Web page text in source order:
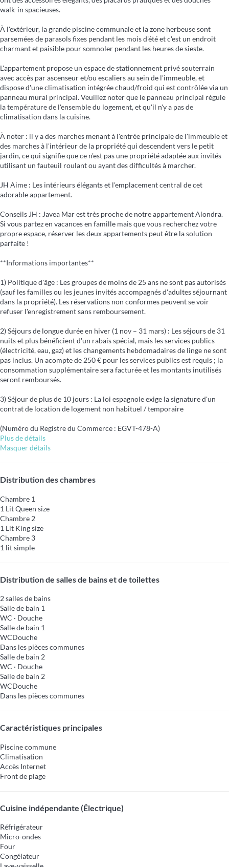
walk-in spacieuses.
À l'extérieur, la grande piscine communale et la zone herbeuse sont
parsemées de parasols fixes pendant les mois d'été et c'est un endroit
charmant et paisible pour somnoler pendant les heures de sieste.
L'appartement propose un espace de stationnement privé souterrain
avec accès par ascenseur et/ou escaliers au sein de l'immeuble, et
dispose d'une climatisation intégrée chaud/froid qui est contrôlée via un
panneau mural principal. Veuillez noter que le panneau principal régule
la température de l'ensemble du logement, et qu'il n'y a pas de
climatisation dans la cuisine.
À noter : il y a des marches menant à l'entrée principale de l'immeuble et
des marches à l'intérieur de la propriété qui descendent vers le petit
jardin, ce qui signifie que ce n'est pas une propriété adaptée aux invités
utilisant un fauteuil roulant ou ayant des difficultés à marcher.
JH Aime : Les intérieurs élégants et l'emplacement central de cet
adorable appartement.
Conseils JH : Javea Mar est très proche de notre appartement Alondra.
Si vous partez en vacances en famille mais que vous recherchez votre
propre espace, réserver les deux appartements peut être la solution
parfaite !
**Informations importantes**
1) Politique d'âge : Les groupes de moins de 25 ans ne sont pas autorisés
(sauf les familles ou les jeunes invités accompagnés d'adultes séjournant
dans la propriété). Les réservations non conformes peuvent se voir
refuser l'enregistrement sans remboursement.
2) Séjours de longue durée en hiver (1 nov – 31 mars) : Les séjours de 31
nuits et plus bénéficient d'un rabais spécial, mais les services publics
(électricité, eau, gaz) et les changements hebdomadaires de linge ne sont
pas inclus. Un acompte de 250 € pour les services publics est requis ; la
consommation supplémentaire sera facturée et les montants inutilisés
seront remboursés.
3) Séjour de plus de 10 jours : La loi espagnole exige la signature d'un
contrat de location de logement non habituel / temporaire
(Numéro du Registre du Commerce : EGVT-478-A)
Plus de détails
Masquer détails
Distribution des chambres
Chambre 1
1 Lit Queen size
Chambre 2
1 Lit King size
Chambre 3
1 lit simple
Distribution de salles de bains et de toilettes
2 salles de bains
Salle de bain 1
WC · Douche
Salle de bain 1
WCDouche
Dans les pièces communes
Salle de bain 2
WC · Douche
Salle de bain 2
WCDouche
Dans les pièces communes
Caractéristiques principales
Piscine commune
Climatisation
Accès Internet
Front de plage
Cuisine indépendante (Électrique)
Réfrigérateur
Micro-ondes
Four
Congélateur